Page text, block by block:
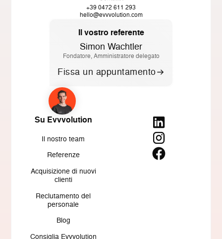
+39 0472 611 293
hello@evvvolution.com
Il vostro referente
Simon Wachtler
Fondatore, Amministratore delegato
Fissa un appuntamento
Su Evvvolution
Il nostro team
Referenze
Acquisizione di nuovi
clienti
Reclutamento del
personale
Blog
Consiglia Evvvolution